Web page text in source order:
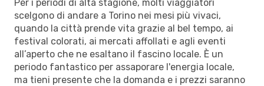
Per i periodi di alta stagione, molti viaggiatori
scelgono di andare a Torino nei mesi più vivaci,
quando la città prende vita grazie al bel tempo, ai
festival colorati, ai mercati affollati e agli eventi
all’aperto che ne esaltano il fascino locale. È un
periodo fantastico per assaporare l'energia locale,
ma tieni presente che la domanda e i prezzi saranno